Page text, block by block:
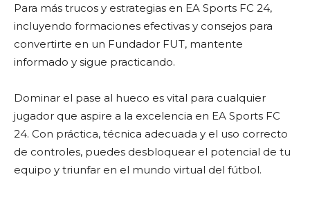
Para más trucos y estrategias en EA Sports FC 24,
incluyendo formaciones efectivas y consejos para
convertirte en un Fundador FUT, mantente
informado y sigue practicando.
Dominar el pase al hueco es vital para cualquier
jugador que aspire a la excelencia en EA Sports FC
24. Con práctica, técnica adecuada y el uso correcto
de controles, puedes desbloquear el potencial de tu
equipo y triunfar en el mundo virtual del fútbol.